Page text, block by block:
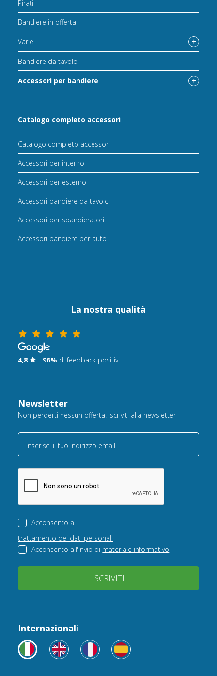
Pirati
Bandiere in offerta
Varie
Bandiere da tavolo
Accessori per bandiere
Catalogo completo accessori
Catalogo completo accessori
Accessori per interno
Accessori per esterno
Accessori bandiere da tavolo
Accessori per sbandieratori
Accessori bandiere per auto
La nostra qualità
4,8 - 96% di feedback positivi
Newsletter
Non perderti nessun offerta! Iscriviti alla newsletter
Inserisci il tuo indirizzo email
Acconsento al
trattamento dei dati personali
Acconsento all'invio di materiale informativo
ISCRIVITI
Internazionali